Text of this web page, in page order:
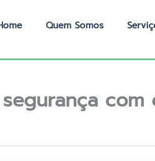
Quem Somos